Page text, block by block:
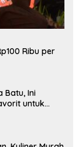
Ribu per
Batu, Ini
untuk